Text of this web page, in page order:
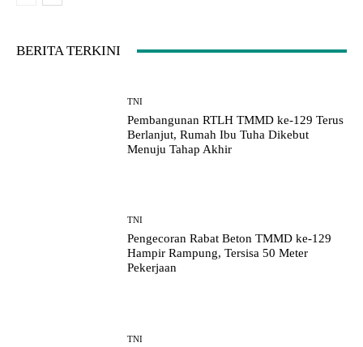
BERITA TERKINI
TNI
Pembangunan RTLH TMMD ke-129 Terus
Berlanjut, Rumah Ibu Tuha Dikebut
Menuju Tahap Akhir
TNI
Pengecoran Rabat Beton TMMD ke-129
Hampir Rampung, Tersisa 50 Meter
Pekerjaan
TNI